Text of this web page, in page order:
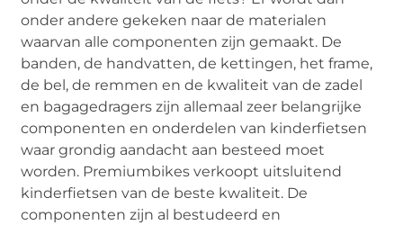
onder andere gekeken naar de materialen
waarvan alle componenten zijn gemaakt. De
banden, de handvatten, de kettingen, het frame,
de bel, de remmen en de kwaliteit van de zadel
en bagagedragers zijn allemaal zeer belangrijke
componenten en onderdelen van kinderfietsen
waar grondig aandacht aan besteed moet
worden. Premiumbikes verkoopt uitsluitend
kinderfietsen van de beste kwaliteit. De
componenten zijn al bestudeerd en